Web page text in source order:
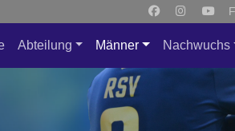
Abteilung Männer Nachwuchs